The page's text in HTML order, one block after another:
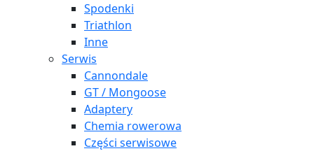
Spodenki
Triathlon
Inne
Serwis
Cannondale
GT / Mongoose
Adaptery
Chemia rowerowa
Części serwisowe